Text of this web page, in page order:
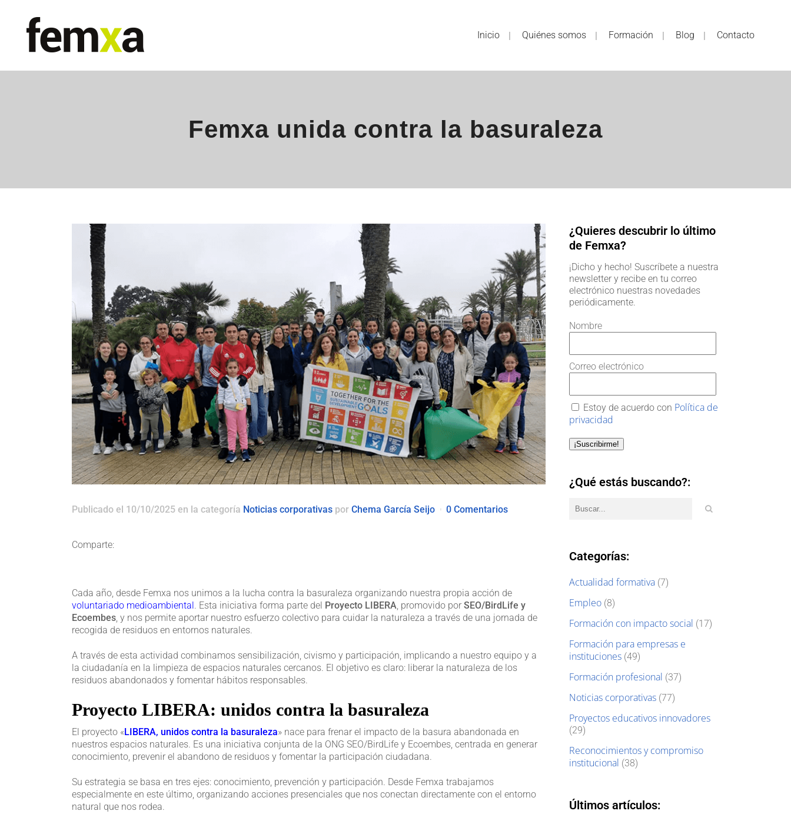
Inicio Quiénes somos Formación Blog Contacto
Femxa unida contra la basuraleza
Publicado el 10/10/2025 en la categoría Noticias corporativas por Chema García Seijo 0 Comentarios
Comparte:
Cada año, desde Femxa nos unimos a la lucha contra la basuraleza organizando nuestra propia acción de
voluntariado medioambiental. Esta iniciativa forma parte del Proyecto LIBERA , promovido por SEO/BirdLife y
Ecoembes , y nos permite aportar nuestro esfuerzo colectivo para cuidar la naturaleza a través de una jornada de
recogida de residuos en entornos naturales.
A través de esta actividad combinamos sensibilización, civismo y participación, implicando a nuestro equipo y a
la ciudadanía en la limpieza de espacios naturales cercanos. El objetivo es claro: liberar la naturaleza de los
residuos abandonados y fomentar hábitos responsables.
Proyecto LIBERA: unidos contra la basuraleza
El proyecto «LIBERA, unidos contra la basuraleza» nace para frenar el impacto de la basura abandonada en
nuestros espacios naturales. Es una iniciativa conjunta de la ONG SEO/BirdLife y Ecoembes, centrada en generar
conocimiento, prevenir el abandono de residuos y fomentar la participación ciudadana.
Su estrategia se basa en tres ejes: conocimiento, prevención y participación. Desde Femxa trabajamos
especialmente en este último, organizando acciones presenciales que nos conectan directamente con el entorno
natural que nos rodea.
¿Quieres descubrir lo último
de Femxa?
¡Dicho y hecho! Suscríbete a nuestra
newsletter y recibe en tu correo
electrónico nuestras novedades
periódicamente.
Nombre
Correo electrónico
Estoy de acuerdo con Política de
privacidad
¡Suscribirme!
¿Qué estás buscando?:
Categorías:
Actualidad formativa (7)
Empleo (8)
Formación con impacto social (17)
Formación para empresas e
instituciones (49)
Formación profesional (37)
Noticias corporativas (77)
Proyectos educativos innovadores
(29)
Reconocimientos y compromiso
institucional (38)
Últimos artículos: